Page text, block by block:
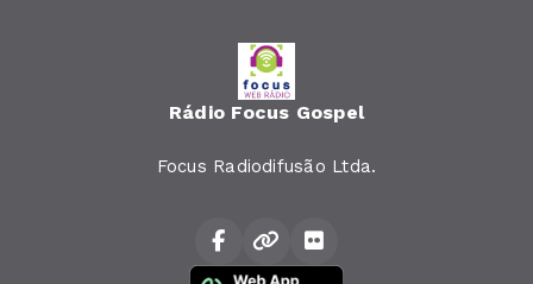
Rádio Focus Gospel
Focus Radiodifusão Ltda.